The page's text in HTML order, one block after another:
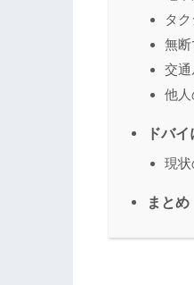
タ
無断
交通
他
ドバ
現状
まとめ